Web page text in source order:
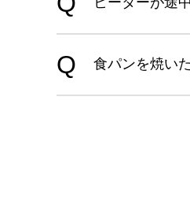
食パンを焼い